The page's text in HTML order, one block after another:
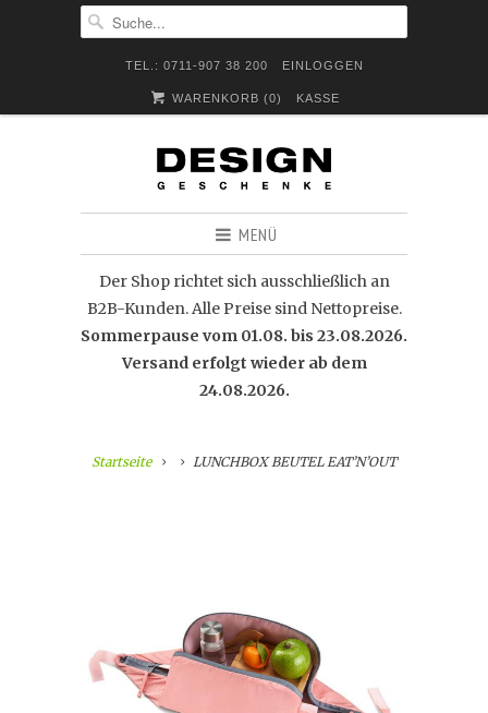
TEL.: 0711-907 38 200 EINLOGGEN
WARENKORB (0) KASSE
MENÜ
Der Shop richtet sich ausschließlich an
B2B-Kunden. Alle Preise sind Nettopreise.
Sommerpause vom 01.08. bis 23.08.2026.
Versand erfolgt wieder ab dem
24.08.2026.
Startseite LUNCHBOX BEUTEL EAT’N’OUT